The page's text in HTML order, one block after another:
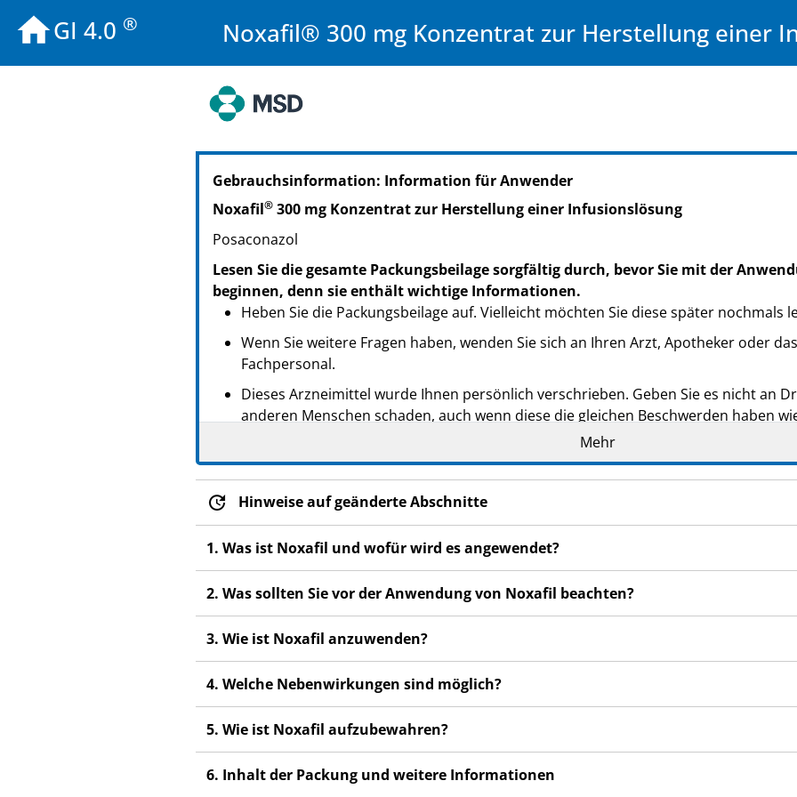
GI 4.0 ® Noxafil® 300 mg Konzentrat zur Herstellung einer
PZN: 10006297
PPN: 111000629764
Gebrauchsinformation: Information für Anwender
Noxafil® 300 mg Konzentrat zur Herstellung einer Infusionslösung
Posaconazol
Lesen Sie die gesamte Packungsbeilage sorgfältig durch, bevor Sie mit der
beginnen, denn sie enthält wichtige Informationen.
Heben Sie die Packungsbeilage auf. Vielleicht möchten Sie diese später nochmals
Wenn Sie weitere Fragen haben, wenden Sie sich an Ihren Arzt, Apotheker oder
Fachpersonal.
Dieses Arzneimittel wurde Ihnen persönlich verschrieben. Geben Sie es nicht an
anderen Menschen schaden, auch wenn diese die gleichen Beschwerden haben
Wenn Sie Nebenwirkungen bemerken, wenden Sie sich an Ihren Arzt, Apotheker
Fachpersonal. Dies gilt auch für Nebenwirkungen, die nicht in dieser
Mehr
Hinweise auf geänderte Abschnitte
1. Was ist Noxafil und wofür wird es angewendet?
2. Was sollten Sie vor der Anwendung von Noxafil beachten?
3. Wie ist Noxafil anzuwenden?
4. Welche Nebenwirkungen sind möglich?
5. Wie ist Noxafil aufzubewahren?
6. Inhalt der Packung und weitere Informationen